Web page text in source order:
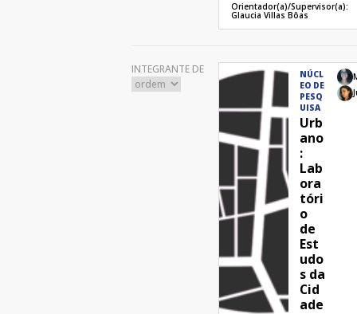
Orientador(a)/Supervisor(a):
Glaucia Villas Bôas​
INTEGRANTE DE
NÚCL
EO DE
PESQ
UISA
Urb
ano
:
Lab
ora
tóri
o
de
Est
udo
s da
Cid
ade